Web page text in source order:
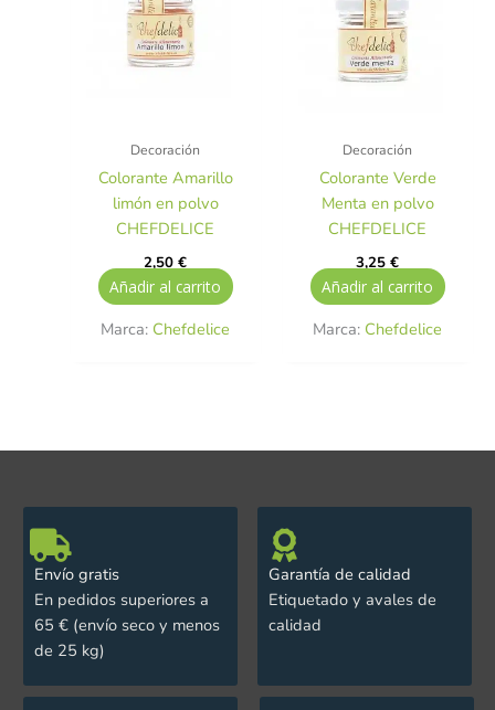
Decoración
Colorante Amarillo
limón en polvo
CHEFDELICE
2,50€
Añadir al carrito
Marca: Chefdelice
Decoración
Colorante Verde
Menta en polvo
CHEFDELICE
3,25€
Añadir al carrito
Marca: Chefdelice
Envío gratis
En pedidos superiores a
65 € (envío seco y menos
de 25 kg)
Garantía de calidad
Etiquetado y avales de
calidad